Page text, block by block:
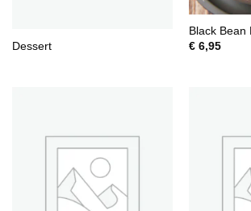
Dessert
Black Bean
€6,95